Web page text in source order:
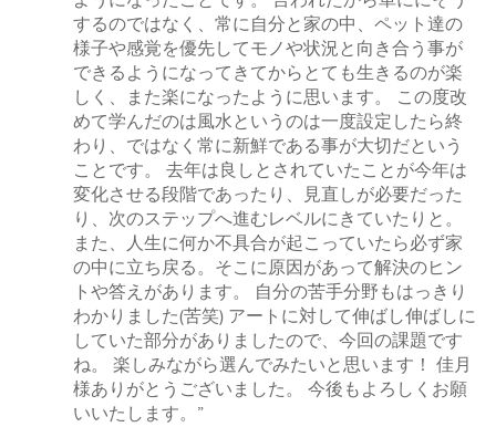
するのではなく、常に自分と家の中、ペット達の
様子や感覚を優先してモノや状況と向き合う事が
できるようになってきてからとても生きるのが楽
しく、また楽になったように思います。 この度改
めて学んだのは風水というのは一度設定したら終
わり、ではなく常に新鮮である事が大切だという
ことです。 去年は良しとされていたことが今年は
変化させる段階であったり、見直しが必要だった
り、次のステップへ進むレベルにきていたりと。
また、人生に何か不具合が起こっていたら必ず家
の中に立ち戻る。そこに原因があって解決のヒン
トや答えがあります。 自分の苦手分野もはっきり
わかりました(苦笑) アートに対して伸ばし伸ばしに
していた部分がありましたので、今回の課題です
ね。 楽しみながら選んでみたいと思います！ 佳月
様ありがとうございました。 今後もよろしくお願
いいたします。”